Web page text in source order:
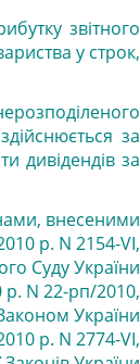
звітного
у строк,
за
дивідендів за
внесеними
р. N 2154-VI,
Суду України
р. N 22-рп/2010,
України
р. N 2774-VI,